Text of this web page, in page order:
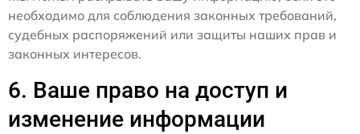
необходимо для соблюдения законных требований,
судебных распоряжений или защиты наших прав и
законных интересов.
6. Ваше право на доступ и
изменение информации